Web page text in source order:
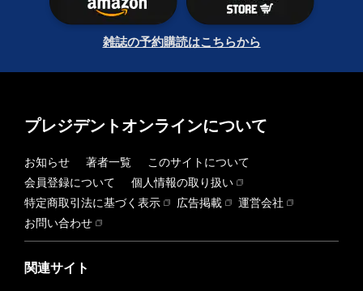
雑誌の予約購読はこちらから
プレジデントオンラインについて
お知らせ 著者一覧
このサイトについて
会員登録について
個人情報の取り扱い
特定商取引法に基づく表示
広告掲載
運営会社
お問い合わせ
関連サイト